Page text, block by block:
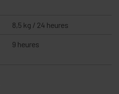
8,5 kg / 24 heures
9 heures